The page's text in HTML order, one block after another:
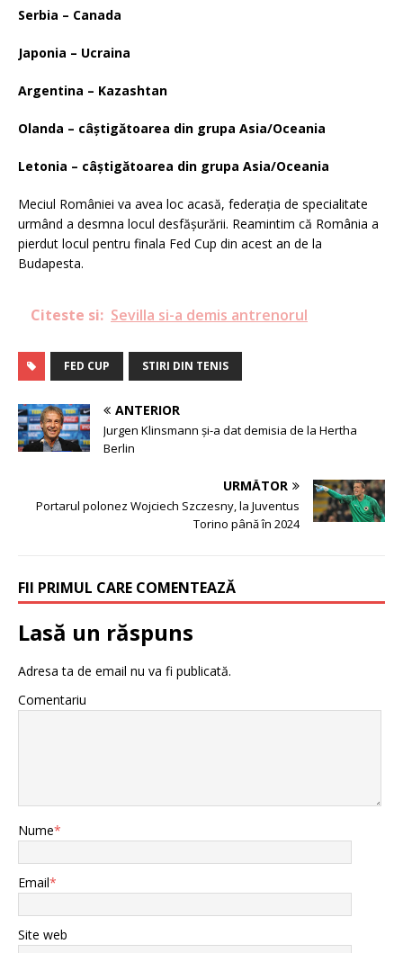
Serbia – Canada
Japonia – Ucraina
Argentina – Kazashtan
Olanda – câștigătoarea din grupa Asia/Oceania
Letonia – câștigătoarea din grupa Asia/Oceania
Meciul României va avea loc acasă, federația de specialitate
urmând a desmna locul desfășurării. Reamintim că România a
pierdut locul pentru finala Fed Cup din acest an de la
Budapesta.
Citeste si: Sevilla si-a demis antrenorul
FED CUP STIRI DIN TENIS
ANTERIOR
Jurgen Klinsmann și-a dat demisia de la Hertha
Berlin
URMĂTOR
Portarul polonez Wojciech Szczesny, la Juventus
Torino până în 2024
FII PRIMUL CARE COMENTEAZĂ
Lasă un răspuns
Adresa ta de email nu va fi publicată.
Comentariu
Nume*
Email*
Site web